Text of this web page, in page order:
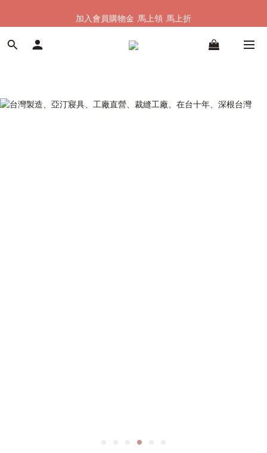
加入會員購物金  馬上領  馬上折
加入會員購物金  馬上領  馬上折
全館單筆滿 $1500 即享全台免運